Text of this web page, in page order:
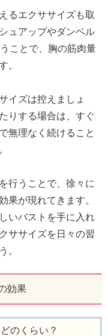
るエクササイズも取
ュアップやダンベル
ことで、胸の筋肉量
。
イズは控えましょ
りする場合は、すぐ
無理なく続けること
行うことで、徐々に
果が現れてきます。
いバストを手に入れ
ササイズを日々の習
。
効果
のくらい？